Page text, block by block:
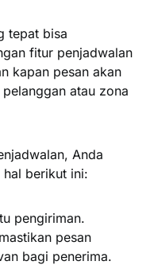
tepat bisa
fitur penjadwalan
kapan pesan akan
atau zona
Anda
hal berikut ini:
pengiriman.
pesan
bagi penerima.